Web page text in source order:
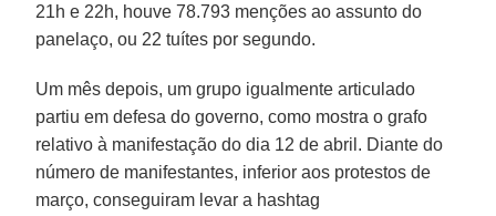
21h e 22h, houve 78.793 menções ao assunto do
panelaço, ou 22 tuítes por segundo.
Um mês depois, um grupo igualmente articulado
partiu em defesa do governo, como mostra o grafo
relativo à manifestação do dia 12 de abril. Diante do
número de manifestantes, inferior aos protestos de
março, conseguiram levar a hashtag